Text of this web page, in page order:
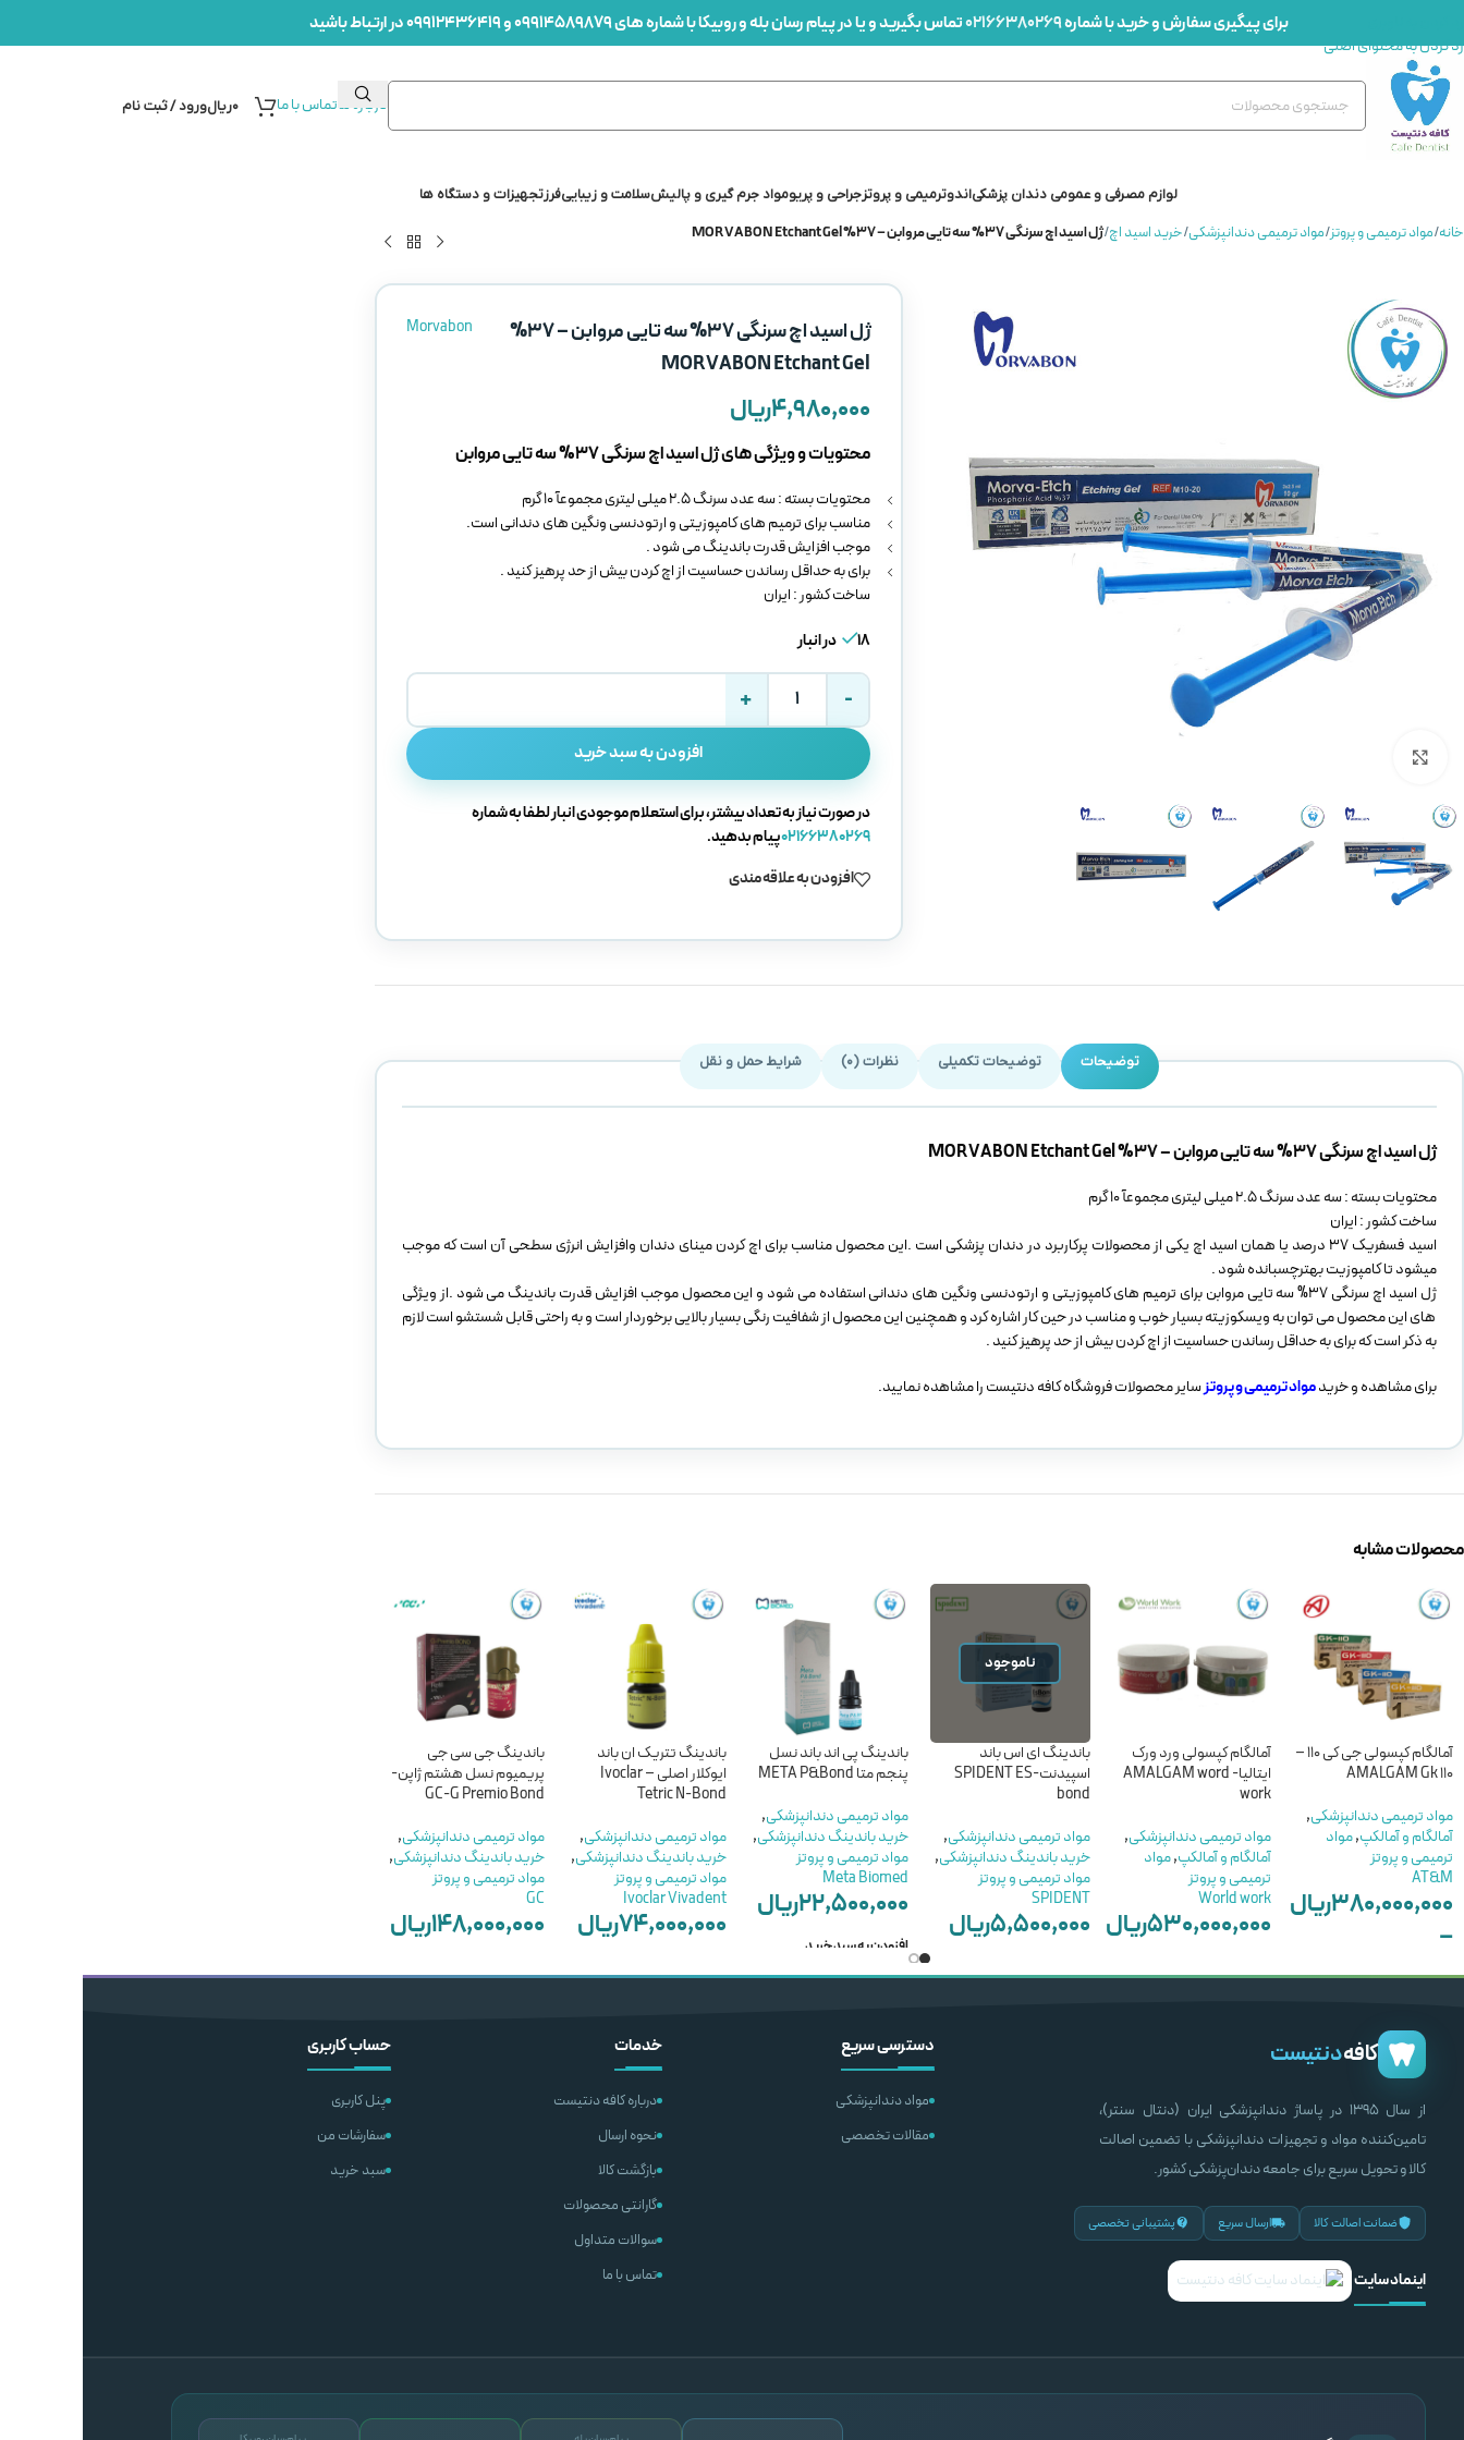
رد کردن به محتوای اصلی
برای پیگیری سفارش و خرید با شماره02166380269تماس بگیرید و یا در پیام رسان بله و روبیکا با شماره های 09914589879 و 09912436419 در ارتباط باشید
درباره ماتماس با ما ۰ریالورود / ثبت نام
لوازم مصرفی و عمومی دندان پزشکیاندوترمیمی و پروتزجراحی و پریومواد جرم گیری و پالیشسلامت و زیباییفرزتجهیزات و دستگاه ها
خانه/مواد ترمیمی و پروتز/مواد ترمیمی دندانپزشکی/خرید اسید اچ/ژل اسید اچ سرنگی 37% سه تایی مروابن – 37% MORVABON Etchant Gel
Morvabon
ژل اسید اچ سرنگی 37% سه تایی مروابن – 37%
MORVABON Etchant Gel
۴,۹۸۰,۰۰۰ریال
محتویات و ویژگی های ژل اسید اچ سرنگی 37% سه تایی مروابن
محتویات بسته : سه عدد سرنگ 2.5 میلی لیتری مجموعآ 10 گرم
مناسب برای ترمیم های کامپوزیتی و ارتودنسی ونگین های دندانی است.
موجب افزایش قدرت باندینگ می شود .
برای به حداقل رساندن حساسیت از اچ کردن بیش از حد پرهیز کنید .
ساخت کشور : ایران
18 در انبار
افزودن به سبد خرید
در صورت نیاز به تعداد بیشتر، برای استعلام موجودی انبار لطفا به شماره
02166380269پیام بدهید.
افزودن به علاقه مندی
توضیحات توضیحات تکمیلی نظرات (0) شرایط حمل و نقل
ژل اسید اچ سرنگی 37% سه تایی مروابن – 37% MORVABON Etchant Gel
محتویات بسته : سه عدد سرنگ 2.5 میلی لیتری مجموعآ 10 گرم
ساخت کشور : ایران
اسید فسفریک 37 درصد یا همان اسید اچ یکی از محصولات پرکاربرد در دندان پزشکی است .این محصول مناسب برای اچ کردن مینای دندان وافزایش انرژی سطحی آن است که موجب
میشود تا کامپوزیت بهترچسبانده شود .
ژل اسید اچ سرنگی 37% سه تایی مروابن برای ترمیم های کامپوزیتی و ارتودنسی ونگین های دندانی استفاده می شود و این محصول موجب افزایش قدرت باندینگ می شود .از ویژگی
های این محصول می توان به ویسکوزیته بسیار خوب و مناسب در حین کار اشاره کرد و همچنین این محصول از شفافیت رنگی بسیار بالایی برخوردار است و به راحتی قابل شستشو است لازم
به ذکر است که برای به حداقل رساندن حساسیت از اچ کردن بیش از حد پرهیز کنید .
برای مشاهده و خریدمواد ترمیمی و پروتزسایر محصولات فروشگاه کافه دنتیست را مشاهده نمایید.
محصولات مشابه
آمالگام کپسولی جی کی 110 –
AMALGAM Gk 110
مواد ترمیمی دندانپزشکی,
آمالگام و آمالکپ,مواد
ترمیمی و پروتز
AT&M
۳۸۰,۰۰۰,۰۰۰ریال
–
۱۳۸,۰۰۰,۰۰۰ریال
آمالگام کپسولی ورد ورک
ایتالیا- AMALGAM word
work
مواد ترمیمی دندانپزشکی,
آمالگام و آمالکپ,مواد
ترمیمی و پروتز
World work
۵۳۰,۰۰۰,۰۰۰ریال
ناموجود
باندینگ ای اس باند
اسپیدنت-SPIDENT ES
bond
مواد ترمیمی دندانپزشکی,
خرید باندینگ دندانپزشکی,
مواد ترمیمی و پروتز
SPIDENT
۵,۵۰۰,۰۰۰ریال
باندینگ پی اند باند نسل
پنجم متا META P&Bond
مواد ترمیمی دندانپزشکی,
خرید باندینگ دندانپزشکی,
مواد ترمیمی و پروتز
Meta Biomed
۲۲,۵۰۰,۰۰۰ریال
افزودن به سبد خرید
باندینگ تتریک ان باند
ایوکلار اصلی – Ivoclar
Tetric N-Bond
مواد ترمیمی دندانپزشکی,
خرید باندینگ دندانپزشکی,
مواد ترمیمی و پروتز
Ivoclar Vivadent
۷۴,۰۰۰,۰۰۰ریال
باندینگ جی سی جی
پریمیوم نسل هشتم ژاپن-
GC-G Premio Bond
مواد ترمیمی دندانپزشکی,
خرید باندینگ دندانپزشکی,
مواد ترمیمی و پروتز
GC
۱۴۸,۰۰۰,۰۰۰ریال
کافهدنتیست
از سال ۱۳۹۵ در پاساژ دندانپزشکی ایران (دنتال سنتر)،
تامین‌کننده مواد و تجهیزات دندانپزشکی با تضمین اصالت
کالا و تحویل سریع برای جامعه دندان‌پزشکی کشور.
ضمانت اصالت کالا ارسال سریع پشتیبانی تخصصی
اینماد سایت
دسترسی سریع
مواد دندانپزشکی
مقالات تخصصی
خدمات
درباره کافه دنتیست
نحوه ارسال
بازگشت کالا
گارانتی محصولات
سوالات متداول
تماس با ما
حساب کاربری
پنل کاربری
سفارشات من
سبد خرید